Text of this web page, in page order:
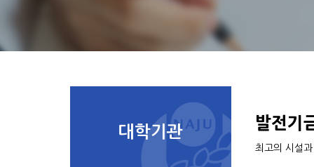
대학기관
발전기
최고의 시설